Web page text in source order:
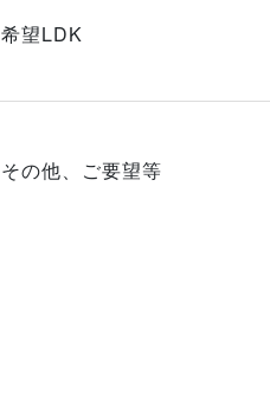
希望LDK
その他、ご要望等